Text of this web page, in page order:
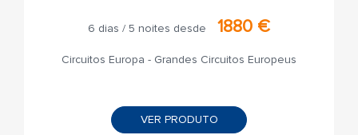
6 dias / 5 noites desde 1880 €
Circuitos Europa - Grandes Circuitos Europeus
VER PRODUTO